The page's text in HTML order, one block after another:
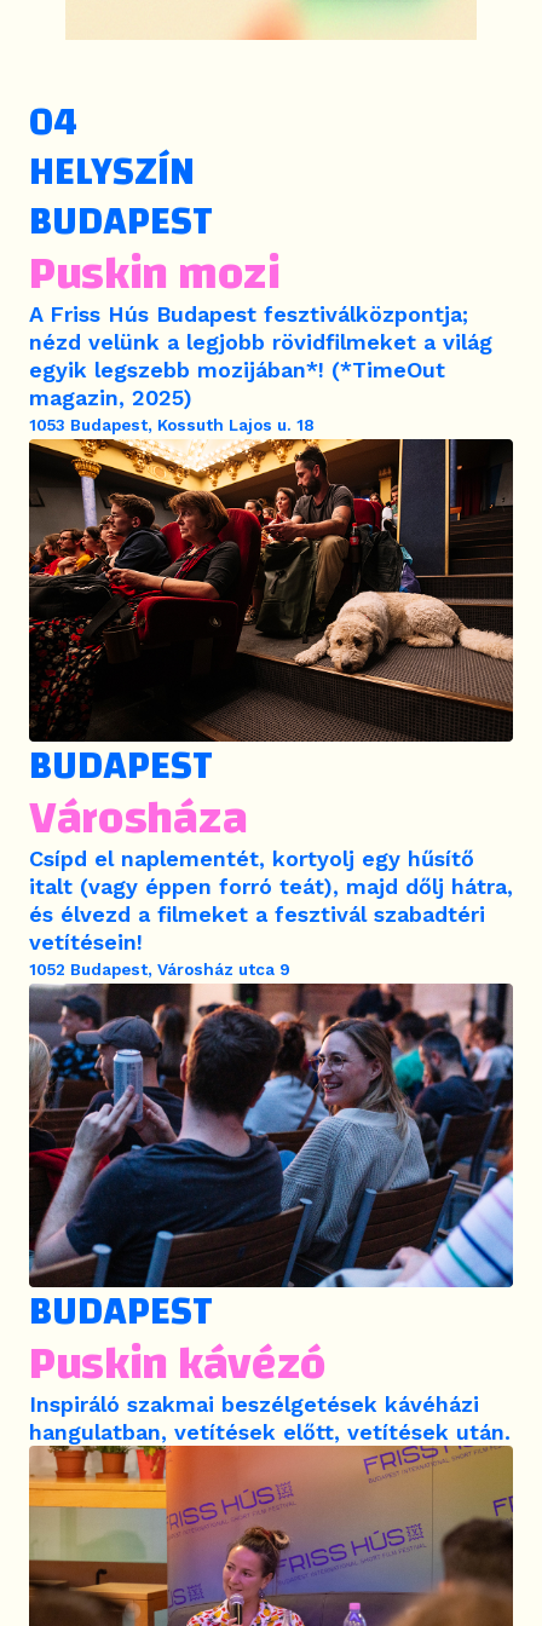
HELYSZÍN
BUDAPEST
Puskin mozi
A Friss Hús Budapest fesztiválközpontja;
nézd velünk a legjobb rövidfilmeket a világ
egyik legszebb mozijában*! (*TimeOut
magazin, 2025)
1053 Budapest, Kossuth Lajos u. 18
BUDAPEST
Városháza
Csípd el naplementét, kortyolj egy hűsítő
italt (vagy éppen forró teát), majd dőlj hátra,
és élvezd a filmeket a fesztivál szabadtéri
vetítésein!
1052 Budapest, Városház utca 9
BUDAPEST
Puskin kávézó
Inspiráló szakmai beszélgetések kávéházi
hangulatban, vetítések előtt, vetítések után.